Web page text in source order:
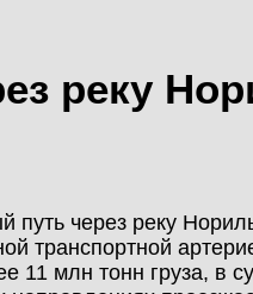
реку
путь через реку
транспортной
11 млн тонн груза, в